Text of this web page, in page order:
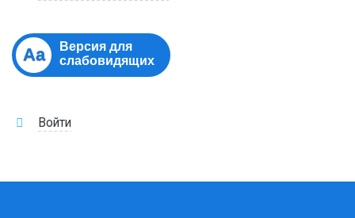
Aa
Версия для
слабовидящих
Войти